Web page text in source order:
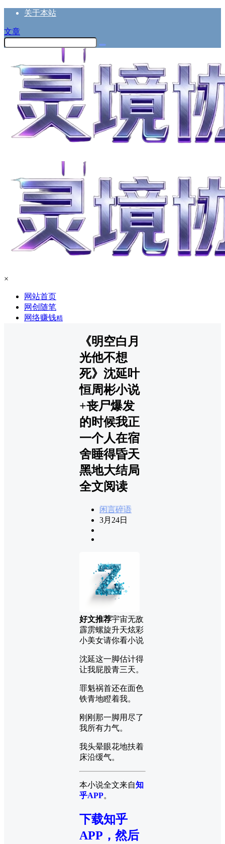
关于本站
文章
×
网站首页
网创随笔
网络赚钱精
《明空白月
光他不想
死》沈延叶
恒周彬小说
+丧尸爆发
的时候我正
一个人在宿
舍睡得昏天
黑地大结局
全文阅读
闲言碎语
3月24日
好文推荐宇宙无敌
霹雳螺旋升天炫彩
小美女请你看小说
沈延这一脚估计得
让我屁股青三天。
罪魁祸首还在面色
铁青地瞪着我。
刚刚那一脚用尽了
我所有力气。
我头晕眼花地扶着
床沿缓气。
本小说全文来自知
乎APP。
下载知乎
APP，然后